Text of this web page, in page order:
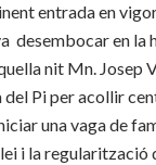
entrada en
desembocar en la
nit Mn. Josep
del Pi per acollir
una vaga de
i la regularització